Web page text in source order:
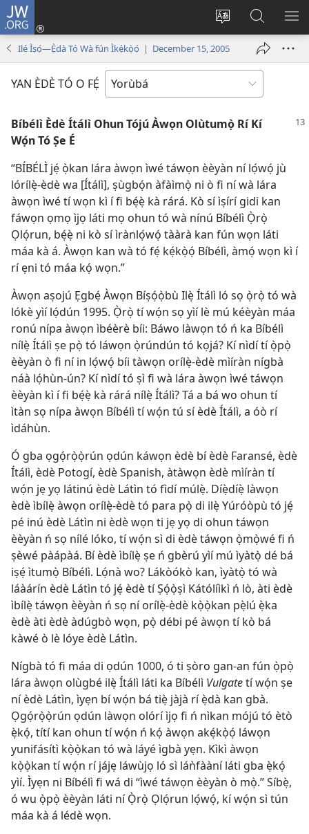
JW.ORG
Yí
èdè
pa
Wọlé
(opens
window)
Wa
JW.ORG
Ilé Ìṣọ́—Ẹ̀dà Tó Wà fún Ìkẹ́kọ̀ọ́ | December 15, 2005
YAN ÈDÈ TÓ O FẸ́
Bíbélì Èdè Ítálì Ohun Tójú Àwọn Olùtumọ̀ Rí Kí
Wọ́n Tó Ṣe É
“BÍBÉLÌ jẹ́ ọ̀kan lára àwọn ìwé táwọn èèyàn ní lọ́wọ́ jù
lórílẹ̀-èdè wa [Ítálì], ṣùgbọ́n àfàìmọ̀ ni ò fi ní wà lára
àwọn ìwé tí wọn kì í fi bẹ́ẹ̀ kà rárá. Kò sí ìṣírí gidi kan
fáwọn ọmọ ìjọ láti mọ ohun tó wà nínú Bíbélì Ọ̀rọ̀
Ọlọ́run, bẹ́ẹ̀ ni kò sí ìrànlọ́wọ́ tààrà kan fún wọn láti
máa kà á. Àwọn kan wà tó fẹ́ kẹ́kọ̀ọ́ Bíbélì, àmọ́ wọn kì í
rí ẹni tó máa kọ́ wọn.”
Àwọn aṣojú Ẹgbẹ́ Àwọn Bíṣọ́ọ̀bù Ilẹ̀ Ítálì ló sọ ọ̀rọ̀ tó wà
lókè yìí lọ́dún 1995. Ọ̀rọ̀ tí wọ́n sọ yìí lè mú kéèyàn máa
ronú nípa àwọn ìbéèrè bíi: Báwo làwọn tó ń ka Bíbélì
nílẹ̀ Ítálì ṣe pọ̀ tó láwọn ọ̀rúndún tó kọjá? Kí nìdí tí ọ̀pọ̀
èèyàn ò fi ní in lọ́wọ́ bíi tàwọn orílẹ̀-èdè mìíràn nígbà
náà lọ́hùn-ún? Kí nìdí tó ṣì fi wà lára àwọn ìwé táwọn
èèyàn kì í fi bẹ́ẹ̀ kà rárá nílẹ̀ Ítálì? Tá a bá wo ohun tí
ìtàn sọ nípa àwọn Bíbélì tí wọ́n tú sí èdè Ítálì, a óò rí
ìdáhùn.
Ó gba ọgọ́rọ̀ọ̀rún ọdún káwọn èdè bí èdè Faransé, èdè
Ítálì, èdè Potogí, èdè Spanish, àtàwọn èdè mìíràn tí
wọ́n jẹ yọ látinú èdè Látìn tó fìdí múlẹ̀. Díẹ̀díẹ̀ làwọn
èdè ìbílẹ̀ àwọn orílẹ̀-èdè tó para pọ̀ di ilẹ̀ Yúróòpù tó jẹ́
pé inú èdè Látìn ni èdè wọn ti jẹ yọ di ohun táwọn
èèyàn ń sọ nílé lóko, tí wọ́n sì di èdè táwọn ọ̀mọ̀wé fi ń
ṣèwé pàápàá. Bí èdè ìbílẹ̀ ṣe ń gbèrú yìí mú ìyàtọ̀ dé bá
iṣẹ́ ìtumọ̀ Bíbélì. Lọ́nà wo? Lákòókò kan, ìyàtọ̀ tó wà
láàárín èdè Látìn tó jẹ́ èdè tí Ṣọ́ọ̀ṣì Kátólíìkì ń lò, àti èdè
ìbílẹ̀ táwọn èèyàn ń sọ ní orílẹ̀-èdè kọ̀ọ̀kan pẹ̀lú ẹ̀ka
èdè àti èdè àdúgbò wọn, pọ̀ débi pé àwọn tí kò bá
kàwé ò lè lóye èdè Látìn.
Nígbà tó fi máa di ọdún 1000, ó ti ṣòro gan-an fún ọ̀pọ̀
lára àwọn olùgbé ilẹ̀ Ítálì láti ka Bíbélì Vulgatetí wọ́n ṣe
ní èdè Látìn, ìyẹn bí wọ́n bá tiẹ̀ jàjà rí ẹ̀dà kan gbà.
Ọgọ́rọ̀ọ̀rún ọdún làwọn olórí ìjọ fi ń nìkan mójú tó ètò
ẹ̀kọ́, títí kan ohun tí wọ́n ń kọ́ àwọn akẹ́kọ̀ọ́ láwọn
yunifásítì kọ̀ọ̀kan tó wà láyé ìgbà yẹn. Kìkì àwọn
kọ̀ọ̀kan tí wọ́n rí jájẹ láwùjọ ló sì láǹfààní láti gba ẹ̀kọ́
yìí. Ìyẹn ni Bíbélì fi wá di “ìwé táwọn èèyàn ò mọ̀.” Síbẹ̀,
ó wu ọ̀pọ̀ èèyàn láti ní Ọ̀rọ̀ Ọlọ́run lọ́wọ́, kí wọ́n sì tún
máa kà á lédè wọn.